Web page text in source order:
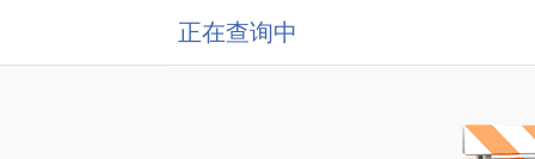
正在查询中